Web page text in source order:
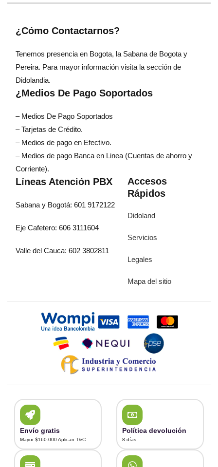
¿Cómo Contactarnos?
Tenemos presencia en Bogota, la Sabana de Bogota y
Pereira. Para mayor información visita la sección de
Didolandia.
¿Medios De Pago Soportados
– Medios De Pago Soportados
– Tarjetas de Crédito.
– Medios de pago en Efectivo.
– Medios de pago Banca en Linea (Cuentas de ahorro y
Corriente).
Líneas Atención PBX
Sabana y Bogotá: 601 9172122
Eje Cafetero: 606 3111604
Valle del Cauca: 602 3802811
Accesos
Rápidos
Didoland
Servicios
Legales
Mapa del sitio
Envío gratis
Mayor $160.000 Aplican T&C
Política devolución
8 días